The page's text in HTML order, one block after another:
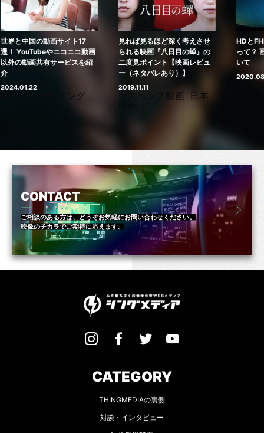
動画サイト17
やニコニコ動画
有サービスを紹
見れば見るほど深く考えさせ
られる映画『八日目の蝉』の
二度見ポイント【映画レビュ
ー（ネタバレあり）】
サスペンス映画
日本
HDとFHD（フル
って？ 画面解像度
いて
2020.08.20
CONTACT
ご相談のある方は、どうぞお気軽にお問い合わせください。
映像のチカラでご期待に応えます。
CATEGORY
THINGMEDIAの裏側
対談・インタビュー